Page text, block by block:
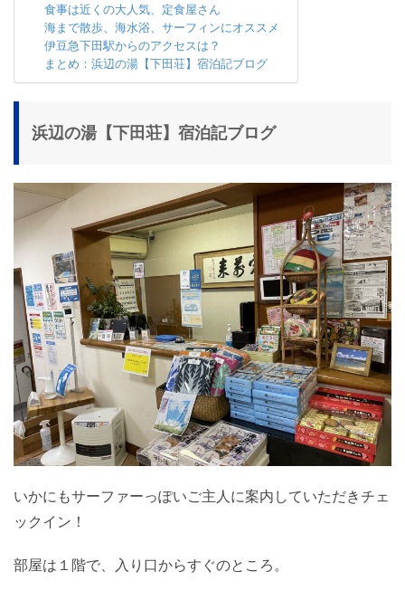
食事は近くの大人気、定食屋さん
海まで散歩、海水浴、サーフィンにオススメ
伊豆急下田駅からのアクセスは？
まとめ：浜辺の湯【下田荘】宿泊記ブログ
浜辺の湯【下田荘】宿泊記ブログ
いかにもサーファーっぽいご主人に案内していただきチェ
ックイン！
部屋は１階で、入り口からすぐのところ。